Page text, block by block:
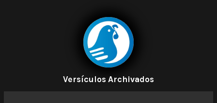
Versículos Archivados